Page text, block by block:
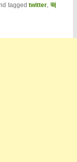
taggedtwitter,떡